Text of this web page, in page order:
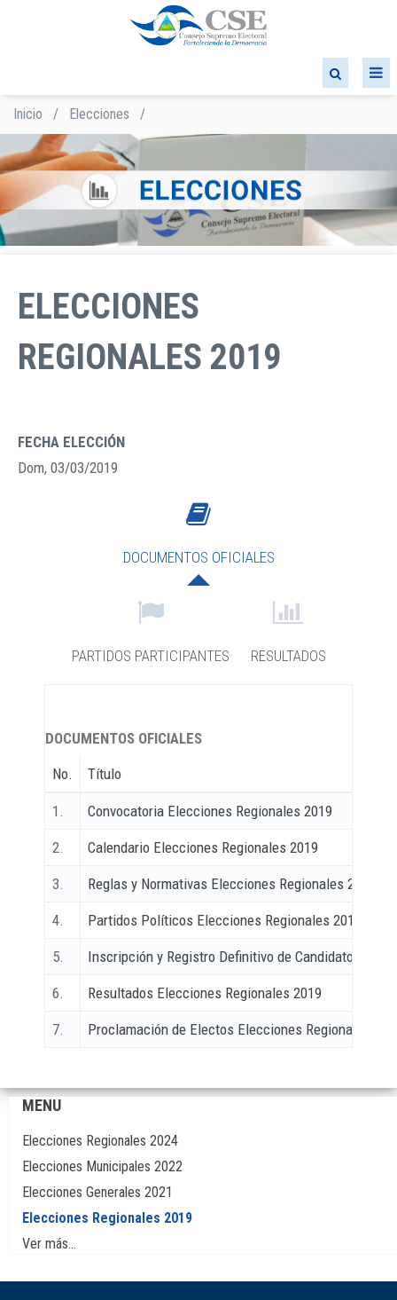
Sobrescribir
enlaces
de
ayuda
a
la
navegación
Inicio / Elecciones /
ELECCIONES
REGIONALES 2019
FECHA ELECCIÓN
Dom, 03/03/2019
DOCUMENTOS OFICIALES
PARTIDOS PARTICIPANTES RESULTADOS
DOCUMENTOS OFICIALES
No.
Título
1. Convocatoria Elecciones Regionales 2019
2. Calendario Elecciones Regionales 2019
3. Reglas y Normativas Elecciones Regionales 2019
4. Partidos Políticos Elecciones Regionales 2019
5. Inscripción y Registro Definitivo de Candidatos
6. Resultados Elecciones Regionales 2019
7. Proclamación de Electos Elecciones Regionales
Navegación
principal
MENU
Elecciones Regionales 2024
Elecciones Municipales 2022
Elecciones Generales 2021
Elecciones Regionales 2019
Ver más...